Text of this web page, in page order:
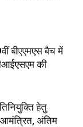
बीएएमएस बैच में
की
हेतु
आमंत्रित, अंतिम